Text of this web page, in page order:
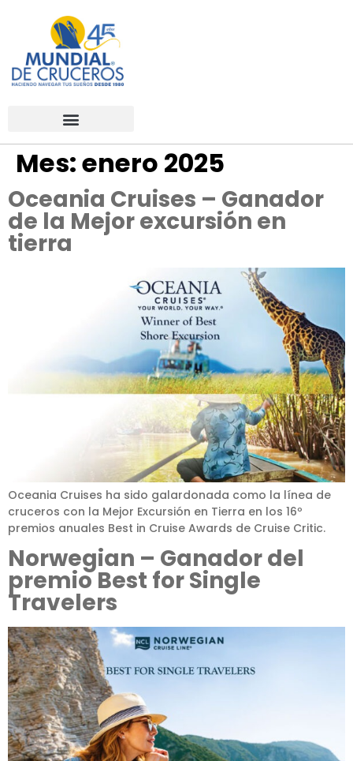
Mes:enero 2025
Oceania Cruises – Ganador
de la Mejor excursión en
tierra
Oceania Cruises ha sido galardonada como la línea de
cruceros con la Mejor Excursión en Tierra en los 16º
premios anuales Best in Cruise Awards de Cruise Critic.
Norwegian – Ganador del
premio Best for Single
Travelers